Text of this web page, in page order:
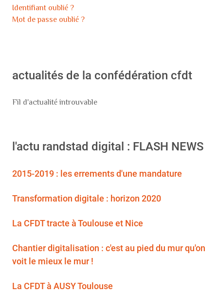
Identifiant oublié ?
Mot de passe oublié ?
actualités de la confédération cfdt
Fil d'actualité introuvable
l'actu randstad digital : FLASH NEWS
2015-2019 : les errements d'une mandature
Transformation digitale : horizon 2020
La CFDT tracte à Toulouse et Nice
Chantier digitalisation : c'est au pied du mur qu'on
voit le mieux le mur !
La CFDT à AUSY Toulouse